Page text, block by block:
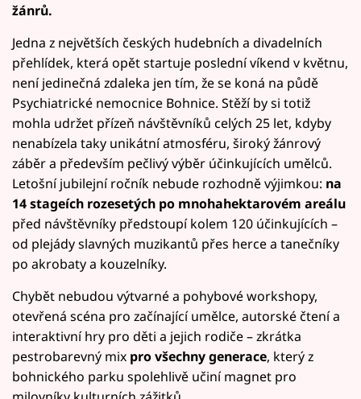
žánrů.
Jedna z největších českých hudebních a divadelních
přehlídek, která opět startuje poslední víkend v květnu,
není jedinečná zdaleka jen tím, že se koná na půdě
Psychiatrické nemocnice Bohnice. Stěží by si totiž
mohla udržet přízeň návštěvníků celých 25 let, kdyby
nenabízela taky unikátní atmosféru, široký žánrový
záběr a především pečlivý výběr účinkujících umělců.
Letošní jubilejní ročník nebude rozhodně výjimkou: na
14 stageích rozesetých po mnohahektarovém areálu
před návštěvníky předstoupí kolem 120 účinkujících –
od plejády slavných muzikantů přes herce a tanečníky
po akrobaty a kouzelníky.
Chybět nebudou výtvarné a pohybové workshopy,
otevřená scéna pro začínající umělce, autorské čtení a
interaktivní hry pro děti a jejich rodiče – zkrátka
pestrobarevný mix pro všechny generace, který z
bohnického parku spolehlivě učiní magnet pro